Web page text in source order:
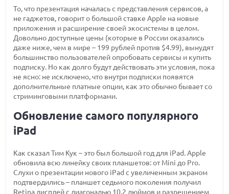
То, что презентация началась с представления сервисов, а
не гаджетов, говорит о большой ставке Apple на новые
приложения и расширение своей экосистемы в целом.
Довольно доступные цены (которые в России оказались
даже ниже, чем в мире – 199 рублей против $4.99), вынудят
большинство пользователей опробовать сервисы и купить
подписку. Но как долго будут действовать эти условия, пока
не ясно: не исключено, что внутри подписки появятся
дополнительные платные опции, как это обычно бывает со
стриминговыми платформами.
Обновление самого популярного
iPad
Как сказал Тим Кук – это был большой год для iPad. Apple
обновила всю линейку своих планшетов: от Mini до Pro.
Слухи о презентации нового iPad с увеличенным экраном
подтвердились – планшет седьмого поколения получил
Retina дисплей с диагональю 10,2 дюймов и разрешением